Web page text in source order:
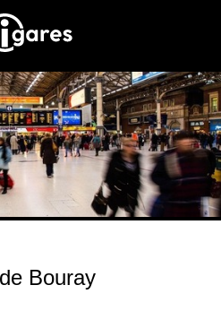
Recherche
Location de voiture
Hôtels
Bouray